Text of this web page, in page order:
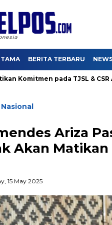
BERITA TERBARU
pada TJSL & CSR Award
Nasional
Ariza
Akan Matikan
15 May 2025